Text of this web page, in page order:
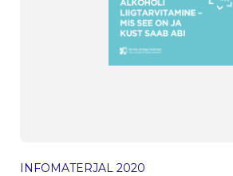
INFOMATERJAL 2020